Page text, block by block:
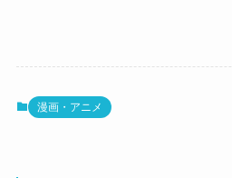
漫画・アニメ